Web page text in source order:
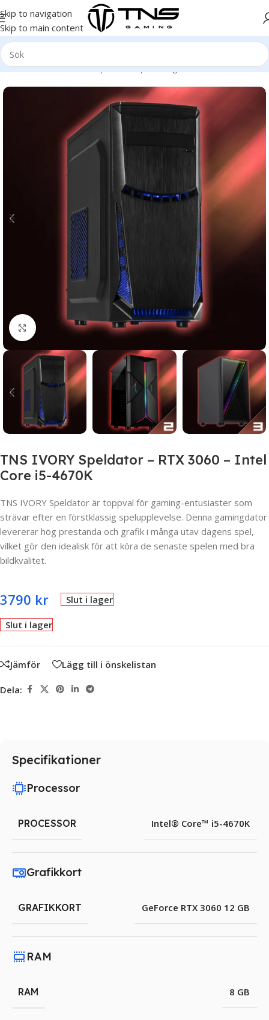
Skip to navigation
Skip to main content
Hem/Stationär dator/Speldator | Gamingdator/Gold klass
Click to enlarge
TNS IVORY Speldator – RTX 3060 – Intel
Core i5-4670K
TNS IVORY Speldator är toppval för gaming-entusiaster som
strävar efter en förstklassig spelupplevelse. Denna gamingdator
levererar hög prestanda och grafik i många utav dagens spel,
vilket gör den idealisk för att köra de senaste spelen med bra
bildkvalitet.
3790 kr Slut i lager
Slut i lager
Jämför Lägg till i önskelistan
Dela:
Specifikationer
Processor
PROCESSOR Intel® Core™ i5-4670K
Grafikkort
GRAFIKKORT GeForce RTX 3060 12 GB
RAM
RAM 8 GB